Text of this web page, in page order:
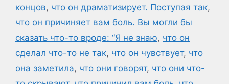
концов, что он драматизирует. Поступая так,
что он причиняет вам боль. Вы могли бы
сказать что-то вроде: “Я не знаю, что он
сделал что-то не так, что он чувствует, что
она заметила, что они говорят, что они что-